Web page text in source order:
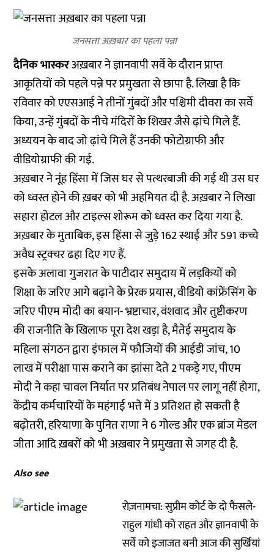
जनसत्ता अख़बार का पहला पन्ना
दैनिक भास्करअख़बार ने ज्ञानवापी सर्वे के दौरान प्राप्त
आकृतियों को पहले पन्ने पर प्रमुखता से छापा है. लिखा है कि
रविवार को एएसआई ने तीनों गुंबदों और पश्चिमी दीवरा का सर्वे
किया, उन्हें गुंबदों के नीचे मंदिरों के शिखर जैसे ढ़ांचे मिले हैं.
अध्ययन के बाद जो ढ़ांचे मिले हैं उनकी फोटोग्राफी और
वीडियोग्राफी की गई.
अख़बार ने नूंह हिंसा में जिस घर से पत्थरबाजी की गई थी उस घर
को ध्वस्त होने की ख़बर को भी अहमियत दी है. अख़बार ने लिखा
सहारा होटल और टाइल्स शोरूम को ध्वस्त कर दिया गया है.
अख़बार के मुताबिक, इस हिंसा से जुड़े 162 स्थाई और 591 कच्चे
अवैध स्ट्रक्चर ढहा दिए गए हैं.
इसके अलावा गुजरात के पाटीदार समुदाय में लड़कियों को
शिक्षा के जरिए आगे बढ़ाने के प्रेरक प्रयास, वीडियो कांफ्रेंसिंग के
जरिए पीएम मोदी का बयान- भ्रष्टाचार, वंशवाद और तुष्टीकरण
की राजनीति के खिलाफ पूरा देश खड़ा है, मैतेई समुदाय के
महिला संगठन द्वारा इंफाल में फौजियों की आईडी जांच, 10
लाख में परीक्षा पास कराने का झांसा देते 2 पकड़े गए, पीएम
मोदी ने कहा चावल निर्यात पर प्रतिबंध नेपाल पर लागू नहीं होगा,
केंद्रीय कर्मचारियों के महंगाई भत्ते में 3 प्रतिशत हो सकती है
बढ़ोतरी, हरियाणा के पुनित राणा ने 6 गोल्ड और एक ब्रांज मेडल
जीता आदि ख़बरों को भी अख़बार ने प्रमुखता से जगह दी है.
Also see
रोज़नामचा: सुप्रीम कोर्ट के दो फैसले-
राहुल गांधी को राहत और ज्ञानवापी के
सर्वे को इजाजत बनी आज की सुर्खियां